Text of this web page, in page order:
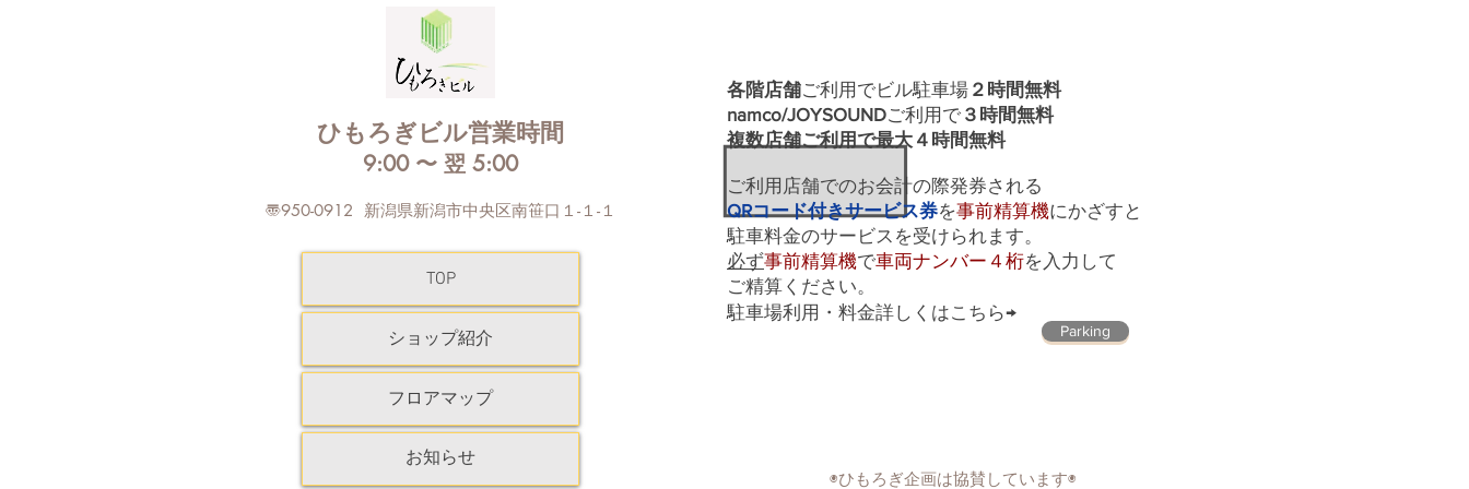
6月20日(土)と6月21日(日)の2日
間、ひもろぎビル 屋上駐車場の
一部区画が、メンテナンス後養生
期間のためご利用いただけませ
ん。 駐車場をご利用のお客様に
はご不便をおかけしますが、ご理
解ご協力をお願い申し上げます。
ただけます。 屋上駐車場もご
利用いただけますが、一部区画は
間・時間、駐車場ご利用のお客様
にはご不便をおかけします。 ご
理解ご協力をお願い申し上げま
事時間帯：8:00 〜 17:00 メンテ
ナンス箇所：屋上（４階）一部床
面 ※メンテナンス期間中 ３階
駐車場は通常通りご利用いただけ
ます。 屋上駐車場
4/28 FM-NIIGATA GWステッ
カーキャンペーン開催のお知
ひもろぎビル営業時間
9:00 〜 翌 5:00
〠950-0912 新潟県新潟市中央区南笹口１-１-１
TOP
ショップ紹介
フロアマップ
お知らせ
各階店舗ご利用でビル駐車場 ２時間無料
namco/JOYSOUNDご利用で ３時間無料
複数店舗ご利用で最大４時間無料
ご利用店舗でのお会計の際発券される
QRコード付きサービス券を事前精算機にかざすと
駐車​料金のサービスを受けられます。
必ず事前精算機で車両ナンバー４桁を入力して
ご精算ください。
駐車場利用・料金詳しくはこちら→
Parking
​◉ひもろぎ企画は協賛しています◉